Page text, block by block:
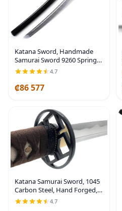
Katana Sword, Handmade
Samurai Sword 9260 Spring
Steel - Plum Blossom Design,
Full Tang & Clay Tempered -
Ideal for Training, Practice,
Collection &
4.7
₡86 577
Katana Samurai Sword, 1045
Carbon Steel, Hand Forged,
Full Tang | Functional full-
tang blade for dojo practice,
4.7